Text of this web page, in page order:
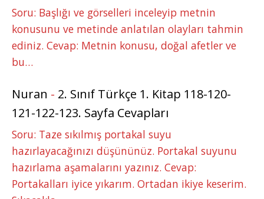
Soru: Başlığı ve görselleri inceleyip metnin
konusunu ve metinde anlatılan olayları tahmin
ediniz. Cevap: Metnin konusu, doğal afetler ve
bu…
Nuran - 2. Sınıf Türkçe 1. Kitap 118-120-
121-122-123. Sayfa Cevapları
Soru: Taze sıkılmış portakal suyu
hazırlayacağınızı düşününüz. Portakal suyunu
hazırlama aşamalarını yazınız. Cevap:
Portakalları iyice yıkarım. Ortadan ikiye keserim.